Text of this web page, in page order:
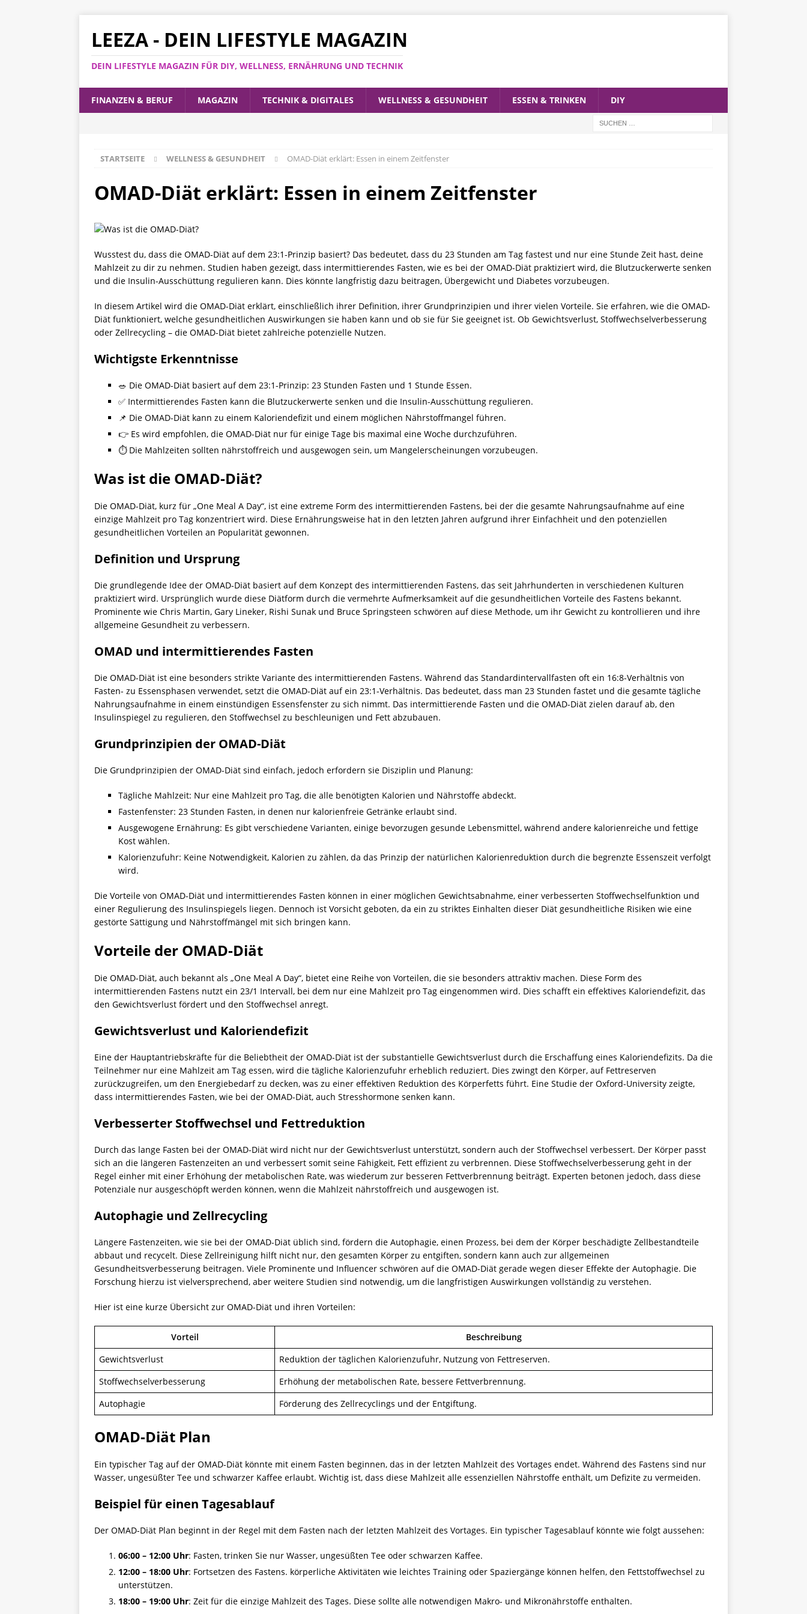
LEEZA - DEIN LIFESTYLE MAGAZIN
DEIN LIFESTYLE MAGAZIN FÜR DIY, WELLNESS, ERNÄHRUNG UND TECHNIK
FINANZEN & BERUF MAGAZIN TECHNIK & DIGITALES WELLNESS & GESUNDHEIT ESSEN & TRINKEN DIY
STARTSEITE WELLNESS & GESUNDHEIT OMAD-Diät erklärt: Essen in einem Zeitfenster
OMAD-Diät erklärt: Essen in einem Zeitfenster
Wusstest du, dass die OMAD-Diät auf dem 23:1-Prinzip basiert? Das bedeutet, dass du 23 Stunden am Tag fastest und nur eine Stunde Zeit hast, deine
Mahlzeit zu dir zu nehmen. Studien haben gezeigt, dass intermittierendes Fasten, wie es bei der OMAD-Diät praktiziert wird, die Blutzuckerwerte senken
und die Insulin-Ausschüttung regulieren kann. Dies könnte langfristig dazu beitragen, Übergewicht und Diabetes vorzubeugen.
In diesem Artikel wird die OMAD-Diät erklärt, einschließlich ihrer Definition, ihrer Grundprinzipien und ihrer vielen Vorteile. Sie erfahren, wie die OMAD-
Diät funktioniert, welche gesundheitlichen Auswirkungen sie haben kann und ob sie für Sie geeignet ist. Ob Gewichtsverlust, Stoffwechselverbesserung
oder Zellrecycling – die OMAD-Diät bietet zahlreiche potenzielle Nutzen.
Wichtigste Erkenntnisse
🥗 Die OMAD-Diät basiert auf dem 23:1-Prinzip: 23 Stunden Fasten und 1 Stunde Essen.
✅ Intermittierendes Fasten kann die Blutzuckerwerte senken und die Insulin-Ausschüttung regulieren.
📌 Die OMAD-Diät kann zu einem Kaloriendefizit und einem möglichen Nährstoffmangel führen.
👉 Es wird empfohlen, die OMAD-Diät nur für einige Tage bis maximal eine Woche durchzuführen.
⏱️ Die Mahlzeiten sollten nährstoffreich und ausgewogen sein, um Mangelerscheinungen vorzubeugen.
Was ist die OMAD-Diät?
Die OMAD-Diät, kurz für „One Meal A Day“, ist eine extreme Form des intermittierenden Fastens, bei der die gesamte Nahrungsaufnahme auf eine
einzige Mahlzeit pro Tag konzentriert wird. Diese Ernährungsweise hat in den letzten Jahren aufgrund ihrer Einfachheit und den potenziellen
gesundheitlichen Vorteilen an Popularität gewonnen.
Definition und Ursprung
Die grundlegende Idee der OMAD-Diät basiert auf dem Konzept des intermittierenden Fastens, das seit Jahrhunderten in verschiedenen Kulturen
praktiziert wird. Ursprünglich wurde diese Diätform durch die vermehrte Aufmerksamkeit auf die gesundheitlichen Vorteile des Fastens bekannt.
Prominente wie Chris Martin, Gary Lineker, Rishi Sunak und Bruce Springsteen schwören auf diese Methode, um ihr Gewicht zu kontrollieren und ihre
allgemeine Gesundheit zu verbessern.
OMAD und intermittierendes Fasten
Die OMAD-Diät ist eine besonders strikte Variante des intermittierenden Fastens. Während das Standardintervallfasten oft ein 16:8-Verhältnis von
Fasten- zu Essensphasen verwendet, setzt die OMAD-Diät auf ein 23:1-Verhältnis. Das bedeutet, dass man 23 Stunden fastet und die gesamte tägliche
Nahrungsaufnahme in einem einstündigen Essensfenster zu sich nimmt. Das intermittierende Fasten und die OMAD-Diät zielen darauf ab, den
Insulinspiegel zu regulieren, den Stoffwechsel zu beschleunigen und Fett abzubauen.
Grundprinzipien der OMAD-Diät
Die Grundprinzipien der OMAD-Diät sind einfach, jedoch erfordern sie Disziplin und Planung:
Tägliche Mahlzeit: Nur eine Mahlzeit pro Tag, die alle benötigten Kalorien und Nährstoffe abdeckt.
Fastenfenster: 23 Stunden Fasten, in denen nur kalorienfreie Getränke erlaubt sind.
Ausgewogene Ernährung: Es gibt verschiedene Varianten, einige bevorzugen gesunde Lebensmittel, während andere kalorienreiche und fettige
Kost wählen.
Kalorienzufuhr: Keine Notwendigkeit, Kalorien zu zählen, da das Prinzip der natürlichen Kalorienreduktion durch die begrenzte Essenszeit verfolgt
wird.
Die Vorteile von OMAD-Diät und intermittierendes Fasten können in einer möglichen Gewichtsabnahme, einer verbesserten Stoffwechselfunktion und
einer Regulierung des Insulinspiegels liegen. Dennoch ist Vorsicht geboten, da ein zu striktes Einhalten dieser Diät gesundheitliche Risiken wie eine
gestörte Sättigung und Nährstoffmängel mit sich bringen kann.
Vorteile der OMAD-Diät
Die OMAD-Diät, auch bekannt als „One Meal A Day“, bietet eine Reihe von Vorteilen, die sie besonders attraktiv machen. Diese Form des
intermittierenden Fastens nutzt ein 23/1 Intervall, bei dem nur eine Mahlzeit pro Tag eingenommen wird. Dies schafft ein effektives Kaloriendefizit, das
den Gewichtsverlust fördert und den Stoffwechsel anregt.
Gewichtsverlust und Kaloriendefizit
Eine der Hauptantriebskräfte für die Beliebtheit der OMAD-Diät ist der substantielle Gewichtsverlust durch die Erschaffung eines Kaloriendefizits. Da die
Teilnehmer nur eine Mahlzeit am Tag essen, wird die tägliche Kalorienzufuhr erheblich reduziert. Dies zwingt den Körper, auf Fettreserven
zurückzugreifen, um den Energiebedarf zu decken, was zu einer effektiven Reduktion des Körperfetts führt. Eine Studie der Oxford-University zeigte,
dass intermittierendes Fasten, wie bei der OMAD-Diät, auch Stresshormone senken kann.
Verbesserter Stoffwechsel und Fettreduktion
Durch das lange Fasten bei der OMAD-Diät wird nicht nur der Gewichtsverlust unterstützt, sondern auch der Stoffwechsel verbessert. Der Körper passt
sich an die längeren Fastenzeiten an und verbessert somit seine Fähigkeit, Fett effizient zu verbrennen. Diese Stoffwechselverbesserung geht in der
Regel einher mit einer Erhöhung der metabolischen Rate, was wiederum zur besseren Fettverbrennung beiträgt. Experten betonen jedoch, dass diese
Potenziale nur ausgeschöpft werden können, wenn die Mahlzeit nährstoffreich und ausgewogen ist.
Autophagie und Zellrecycling
Längere Fastenzeiten, wie sie bei der OMAD-Diät üblich sind, fördern die Autophagie, einen Prozess, bei dem der Körper beschädigte Zellbestandteile
abbaut und recycelt. Diese Zellreinigung hilft nicht nur, den gesamten Körper zu entgiften, sondern kann auch zur allgemeinen
Gesundheitsverbesserung beitragen. Viele Prominente und Influencer schwören auf die OMAD-Diät gerade wegen dieser Effekte der Autophagie. Die
Forschung hierzu ist vielversprechend, aber weitere Studien sind notwendig, um die langfristigen Auswirkungen vollständig zu verstehen.
Hier ist eine kurze Übersicht zur OMAD-Diät und ihren Vorteilen:
Vorteil
Beschreibung
Gewichtsverlust
Reduktion der täglichen Kalorienzufuhr, Nutzung von Fettreserven.
Stoffwechselverbesserung
Erhöhung der metabolischen Rate, bessere Fettverbrennung.
Autophagie
Förderung des Zellrecyclings und der Entgiftung.
OMAD-Diät Plan
Ein typischer Tag auf der OMAD-Diät könnte mit einem Fasten beginnen, das in der letzten Mahlzeit des Vortages endet. Während des Fastens sind nur
Wasser, ungesüßter Tee und schwarzer Kaffee erlaubt. Wichtig ist, dass diese Mahlzeit alle essenziellen Nährstoffe enthält, um Defizite zu vermeiden.
Beispiel für einen Tagesablauf
Der OMAD-Diät Plan beginnt in der Regel mit dem Fasten nach der letzten Mahlzeit des Vortages. Ein typischer Tagesablauf könnte wie folgt aussehen:
06:00 – 12:00 Uhr: Fasten, trinken Sie nur Wasser, ungesüßten Tee oder schwarzen Kaffee.
12:00 – 18:00 Uhr: Fortsetzen des Fastens. körperliche Aktivitäten wie leichtes Training oder Spaziergänge können helfen, den Fettstoffwechsel zu
unterstützen.
18:00 – 19:00 Uhr: Zeit für die einzige Mahlzeit des Tages. Diese sollte alle notwendigen Makro- und Mikronährstoffe enthalten.